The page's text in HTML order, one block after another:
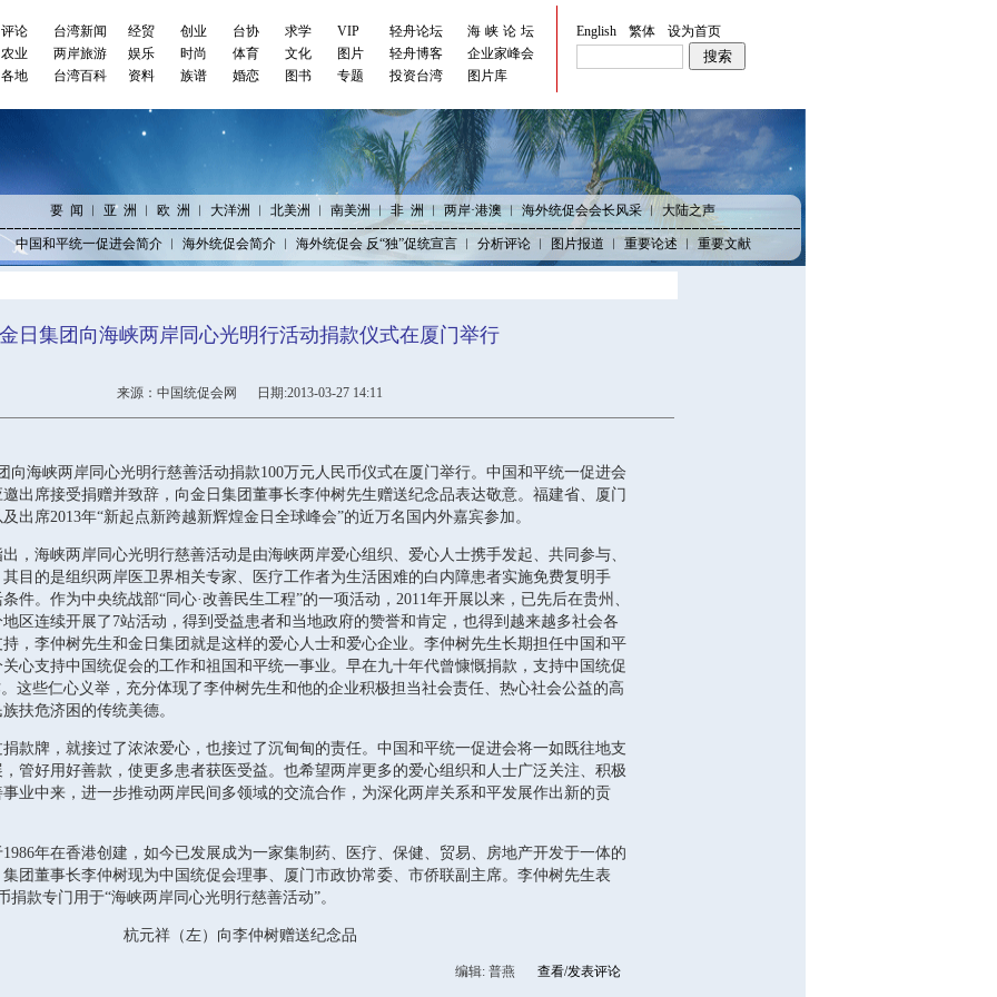
评论
农业
各地
台湾新闻
两岸旅游
台湾百科
经贸
娱乐
资料
创业
时尚
族谱
台协
体育
婚恋
求学
文化
图书
VIP
图片
专题
轻舟论坛
轻舟博客
投资台湾
海峡论坛
企业家峰会
图片库
English 繁体 设为首页
要 闻 ︱ 亚 洲 ︱ 欧 洲 ︱ 大洋洲 ︱ 北美洲 ︱ 南美洲 ︱ 非 洲 ︱ 两岸·港澳︱海外统促会会长风采︱ 大陆之声
中国和平统一促进会简介︱ 海外统促会简介︱ 海外统促会 反“独”促统宣言︱ 分析评论︱ 图片报道 ︱ 重要论述︱ 重要文献
金日集团向海峡两岸同心光明行活动捐款仪式在厦门举行
来源：中国统促会网 日期:2013-03-27 14:11
峡两岸同心光明行慈善活动捐款100万元人民币仪式在厦门举行。中国和平统一促进会
出席接受捐赠并致辞，向金日集团董事长李仲树先生赠送纪念品表达敬意。福建省、厦门
出席2013年“新起点新跨越新辉煌金日全球峰会”的近万名国内外嘉宾参加。
海峡两岸同心光明行慈善活动是由海峡两岸爱心组织、爱心人士携手发起、共同参与、
目的是组织两岸医卫界相关专家、医疗工作者为生活困难的白内障患者实施免费复明手
件。作为中央统战部“同心·改善民生工程”的一项活动，2011年开展以来，已先后在贵州、
区连续开展了7站活动，得到受益患者和当地政府的赞誉和肯定，也得到越来越多社会各
，李仲树先生和金日集团就是这样的爱心人士和爱心企业。李仲树先生长期担任中国和平
心支持中国统促会的工作和祖国和平统一事业。早在九十年代曾慷慨捐款，支持中国统促
这些仁心义举，充分体现了李仲树先生和他的企业积极担当社会责任、热心社会公益的高
扶危济困的传统美德。
牌，就接过了浓浓爱心，也接过了沉甸甸的责任。中国和平统一促进会将一如既往地支
管好用好善款，使更多患者获医受益。也希望两岸更多的爱心组织和人士广泛关注、积极
业中来，进一步推动两岸民间多领域的交流合作，为深化两岸关系和平发展作出新的贡
年在香港创建，如今已发展成为一家集制药、医疗、保健、贸易、房地产开发于一体的
团董事长李仲树现为中国统促会理事、厦门市政协常委、市侨联副主席。李仲树先生表
捐款专门用于“海峡两岸同心光明行慈善活动”。
杭元祥（左）向李仲树赠送纪念品
编辑: 普燕 查看/发表评论